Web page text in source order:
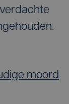
moord